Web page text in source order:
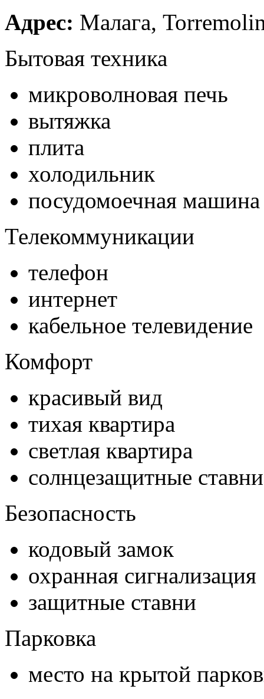
Адрес: Малага,
Бытовая техника
микроволновая печь
вытяжка
плита
холодильник
посудомоечная машина
Телекоммуникации
телефон
интернет
кабельное телевидение
Комфорт
красивый вид
тихая квартира
светлая квартира
солнцезащитные ставни
Безопасность
кодовый замок
охранная сигнализация
защитные ставни
Парковка
место на крытой